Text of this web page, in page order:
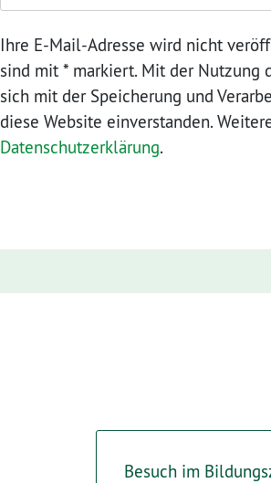
Ihre E-Mail-Adresse wird nicht
sind mit * markiert. Mit der Nutzung
sich mit der Speicherung und
diese Website einverstanden.
Datenschutzerklärung.
Besuch im